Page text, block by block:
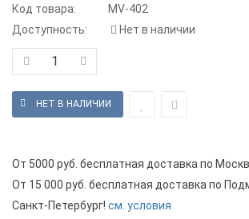
Код товара:
MV-402
Доступность:
Нет в наличии
От 5000 руб. бесплатная доставка по
От 15 000 руб. бесплатная доставка по
Санкт-Петербург! см. условия